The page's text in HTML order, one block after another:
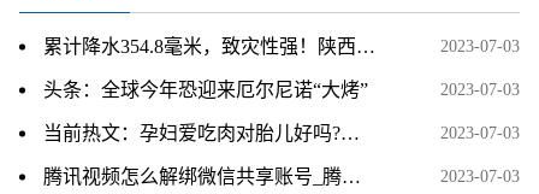
累计降水354.8毫米，致灾性强！陕西汉中暴雨为何这么强？ 2023-07-03
头条：全球今年恐迎来厄尔尼诺“大烤” 2023-07-03
当前热文：孕妇爱吃肉对胎儿好吗?会不会出现巨大儿呢? 2023-07-03
腾讯视频怎么解绑微信共享账号_腾讯视频怎么解绑手机号 2023-07-03